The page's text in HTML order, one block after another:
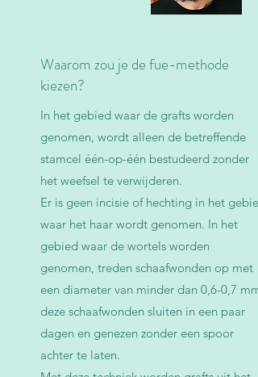
Waarom zou je de fue-methode
kiezen?
In het gebied waar de grafts worden
genomen, wordt alleen de betreffende
stamcel één-op-één bestudeerd zonder
het weefsel te verwijderen.
Er is geen incisie of hechting in het gebied
waar het haar wordt genomen. In het
gebied waar de wortels worden
genomen, treden schaafwonden op met
een diameter van minder dan 0,6-0,7 mm,
deze schaafwonden sluiten in een paar
dagen en genezen zonder een spoor
achter te laten.